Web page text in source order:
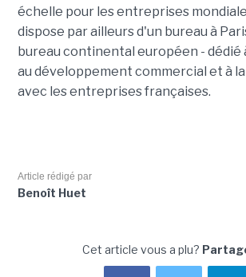
échelle pour les entreprises
dispose par ailleurs d'un bureau à
bureau continental européen - dédié
au développement commercial et à
avec les entreprises françaises.
Article rédigé par
Benoît Huet
Cet article vous a plu?